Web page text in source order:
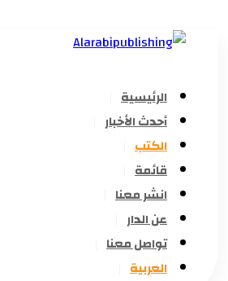
الرئيسية
أحدث الأخبار
الكتب
قائمة
انشر معنا
عن الدار
تواصل معنا
العربية